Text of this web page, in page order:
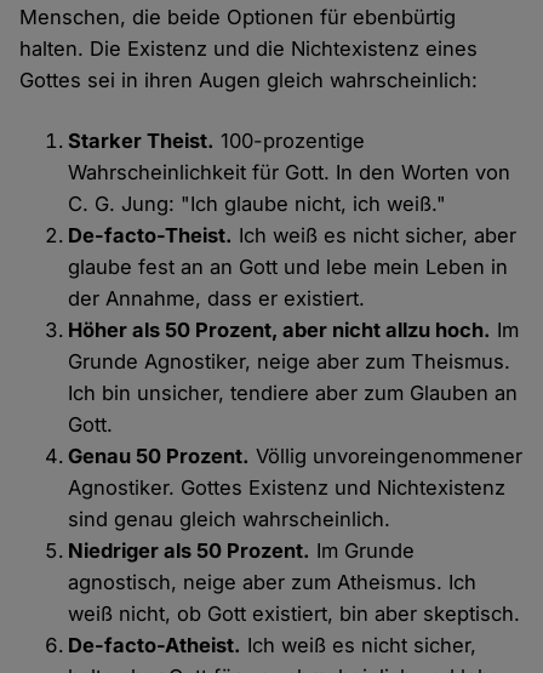
Menschen, die beide Optionen für ebenbürtig
halten. Die Existenz und die Nichtexistenz eines
Gottes sei in ihren Augen gleich wahrscheinlich:
Starker Theist. 100-prozentige
Wahrscheinlichkeit für Gott. In den Worten von
C. G. Jung: "Ich glaube nicht, ich weiß."
De-facto-Theist. Ich weiß es nicht sicher, aber
glaube fest an an Gott und lebe mein Leben in
der Annahme, dass er existiert.
Höher als 50 Prozent, aber nicht allzu hoch. Im
Grunde Agnostiker, neige aber zum Theismus.
Ich bin unsicher, tendiere aber zum Glauben an
Gott.
Genau 50 Prozent. Völlig unvoreingenommener
Agnostiker. Gottes Existenz und Nichtexistenz
sind genau gleich wahrscheinlich.
Niedriger als 50 Prozent. Im Grunde
agnostisch, neige aber zum Atheismus. Ich
weiß nicht, ob Gott existiert, bin aber skeptisch.
De-facto-Atheist. Ich weiß es nicht sicher,